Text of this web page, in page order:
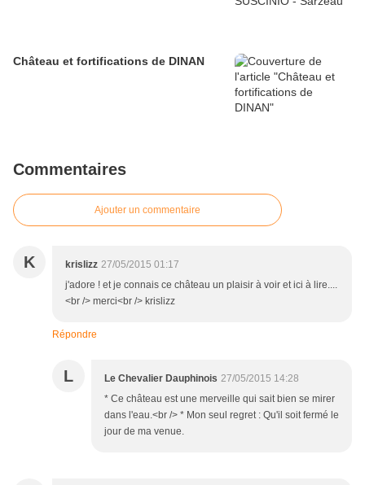
Château et fortifications de DINAN
Commentaires
Ajouter un commentaire
K krislizz 27/05/2015 01:17
j'adore ! et je connais ce château un plaisir à voir et ici à lire....
<br /> merci<br /> krislizz
Répondre
L Le Chevalier Dauphinois 27/05/2015 14:28
* Ce château est une merveille qui sait bien se mirer
dans l'eau.<br /> * Mon seul regret : Qu'il soit fermé le
jour de ma venue.